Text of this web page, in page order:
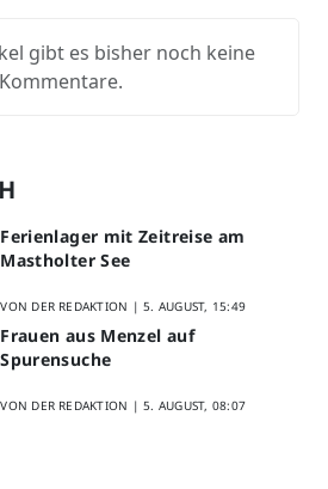
gibt es bisher noch keine
Kommentare.
Ferienlager mit Zeitreise am
Mastholter See
VON DER REDAKTION |5. AUGUST, 15:49
Frauen aus Menzel auf
Spurensuche
VON DER REDAKTION |5. AUGUST, 08:07